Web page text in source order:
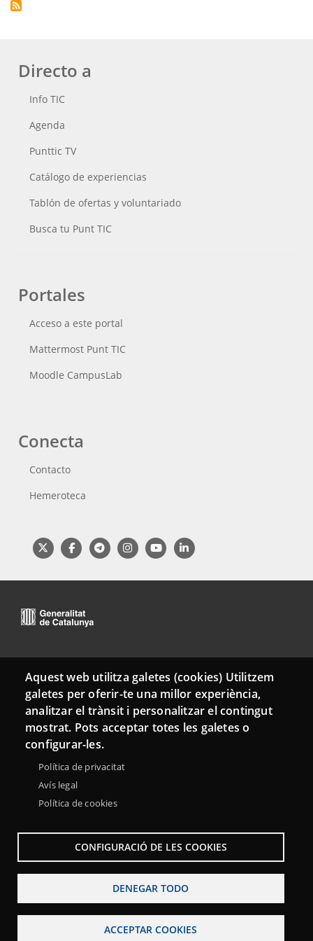
Directo a
Info TIC
Agenda
Punttic TV
Catálogo de experiencias
Tablón de ofertas y voluntariado
Busca tu Punt TIC
Portales
Acceso a este portal
Mattermost Punt TIC
Moodle CampusLab
Conecta
Contacto
Hemeroteca
Aquest web utilitza galetes (cookies) Utilitzem
galetes per oferir-te una millor experiència,
analitzar el trànsit i personalitzar el contingut
mostrat. Pots acceptar totes les galetes o
configurar-les.
Política de privacitat
Avís legal
Política de cookies
CONFIGURACIÓ DE LES COOKIES
DENEGAR TODO
ACCEPTAR COOKIES
Menu
Footer
Sobre la Red Punt TIC Aviso legal
Accesibilidad
Mapa web